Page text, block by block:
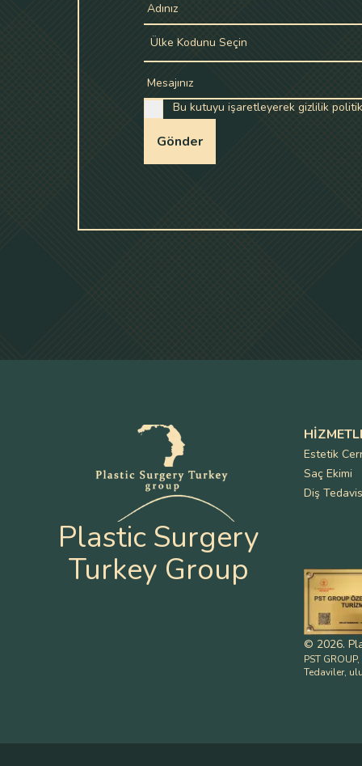
Adınız
Ülke Kodunu Seçin
Mesajınız
Bu kutuyu işaretleyerek gizlilik
Gönder
Plastic Surgery
Turkey Group
Estetik
Saç Ekimi
Diş
© 2026.
PST
Tedaviler,